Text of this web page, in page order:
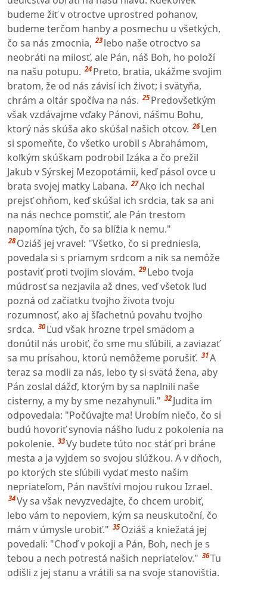
budeme žiť v otroctve uprostred pohanov,
budeme terčom hanby a posmechu u všetkých,
čo sa nás zmocnia, 23 lebo naše otroctvo sa
neobráti na milosť, ale Pán, náš Boh, ho položí
na našu potupu. 24 Preto, bratia, ukážme svojim
bratom, že od nás závisí ich život; i svätyňa,
chrám a oltár spočíva na nás. 25 Predovšetkým
však vzdávajme vďaky Pánovi, nášmu Bohu,
ktorý nás skúša ako skúšal našich otcov. 26 Len
si spomeňte, čo všetko urobil s Abrahámom,
koľkým skúškam podrobil Izáka a čo prežil
Jakub v Sýrskej Mezopotámii, keď pásol ovce u
brata svojej matky Labana. 27Ako ich nechal
prejsť ohňom, keď skúšal ich srdcia, tak sa ani
na nás nechce pomstiť, ale Pán trestom
napomína tých, čo sa blížia k nemu."
28 Oziáš jej vravel: "Všetko, čo si predniesla,
povedala si s priamym srdcom a nik sa nemôže
postaviť proti tvojim slovám. 29 Lebo tvoja
múdrosť sa nezjavila až dnes, veď všetok ľud
pozná od začiatku tvojho života tvoju
rozumnosť, ako aj šľachetnú povahu tvojho
srdca. 30 Ľud však hrozne trpel smädom a
donútil nás urobiť, čo sme mu sľúbili, a zaviazať
sa mu prísahou, ktorú nemôžeme porušiť. 31A
teraz sa modli za nás, lebo ty si svätá žena, aby
Pán zoslal dážď, ktorým by sa naplnili naše
cisterny, a my by sme nezahynuli." 32 Judita im
odpovedala: "Počúvajte ma! Urobím niečo, čo si
budú hovoriť synovia nášho ľudu z pokolenia na
pokolenie. 33Vy budete túto noc stáť pri bráne
mesta a ja vyjdem so svojou slúžkou. A v dňoch,
po ktorých ste sľúbili vydať mesto našim
nepriateľom, Pán navštívi mojou rukou Izrael.
34Vy sa však nevyzvedajte, čo chcem urobiť,
lebo vám to nepoviem, kým sa neuskutoční, čo
mám v úmysle urobiť." 35 Oziáš a kniežatá jej
povedali: "Choď v pokoji a Pán, Boh, nech je s
tebou a nech potrestá našich nepriateľov." 36Tu
odišli z jej stanu a vrátili sa na svoje stanovištia.